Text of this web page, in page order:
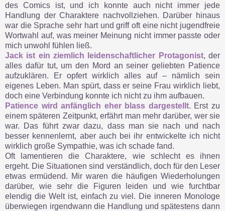
des Comics ist, und ich konnte auch nicht immer jede
Handlung der Charaktere nachvollziehen. Darüber hinaus
war die Sprache sehr hart und griff oft eine nicht jugendfreie
Wortwahl auf, was meiner Meinung nicht immer passte oder
mich unwohl fühlen ließ.
Jack ist ein ziemlich leidenschaftlicher Protagonist, der
alles dafür tut, um den Mord an seiner geliebten Patience
aufzuklären. Er opfert wirklich alles auf – nämlich sein
eigenes Leben. Man spürt, dass er seine Frau wirklich liebt,
doch eine Verbindung konnte ich nicht zu ihm aufbauen.
Patience wird anfänglich eher blass dargestellt.Erst zu
einem späteren Zeitpunkt, erfährt man mehr darüber, wer sie
war. Das führt zwar dazu, dass man sie nach und nach
besser kennenlernt, aber auch bei ihr entwickelte ich nicht
wirklich große Sympathie, was ich schade fand.
Oft lamentieren die Charaktere, wie schlecht es ihnen
ergeht. Die Situationen sind verständlich, doch für den Leser
etwas ermüdend. Mir waren die häufigen Wiederholungen
darüber, wie sehr die Figuren leiden und wie furchtbar
elendig die Welt ist, einfach zu viel. Die inneren Monologe
überwiegen irgendwann die Handlung und spätestens dann